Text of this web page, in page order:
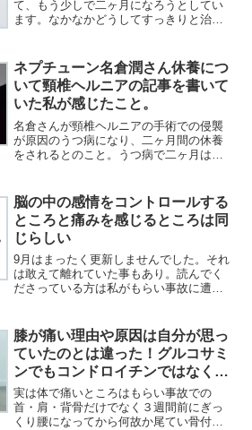
て、もう少しで二ヶ月になろうとしてい
ます。なかなかどうしてすっきりと治ら
に治りが速いです・・・さて、今まで痛
いところ、辛いところに湿...
ネプチューン名倉潤さん休養につ
いて頸椎ヘルニアの記事を書いて
いた私が感じたこと。
名倉さんが頸椎ヘルニアの手術での侵襲
が原因のうつ病になり、二ヶ月間の休養
をされるとのこと。うつ病で二ヶ月はど
感じたのですが、無期限の方が名倉さん
にとってはプレッシャーだ...
脳の中の感情をコントロールする
ところと痛みを感じるところは同
じらしい
9月はまったく更新しませんでした。それ
は敢えて離れていた事もあり。読んでく
ださっている方は私がもらい事故に遭っ
思います。ＭＲＩの結果の頸椎ヘルニア
の程度の割にはそれ以上...
膝が痛い理由や原因は自分が思っ
ていたのとは違った！グルコサミ
ンでもコンドロイチンではなく本
当に必要なものは？
実は体で痛いところはもらい事故での
首・肩・背骨だけでなく３週間前にぎっ
くり腰になってから何故か尾てい骨付近